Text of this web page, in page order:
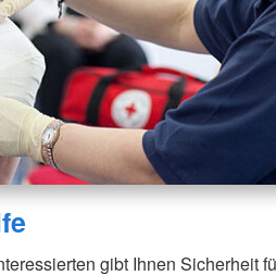
gibt Ihnen Sicherheit